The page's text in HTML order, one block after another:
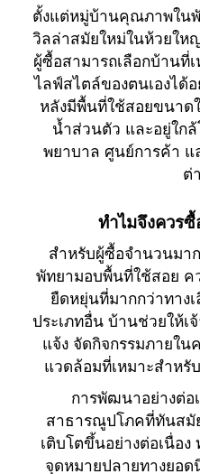
ตั้งแต่หมู่บ้านคุณภาพใน
วิลล่าสมัยใหม่ในห้วยให
ผู้ซื้อสามารถเลือกบ้านที่
ไลฟ์สไตล์ของตนเองได้
หลังมีพื้นที่ใช้สอยขนาด
น้ำส่วนตัว และอยู่ใกล้
พยาบาล ศูนย์การค้า แ
ต่
ทำไมจึงควร
สำหรับผู้ซื้อจำนวนมา
พัทยามอบพื้นที่ใช้สอย ค
ยืดหยุ่นที่มากกว่าทาง
ประเภทอื่น บ้านช่วยให้เ
แจ้ง จัดกิจกรรมภายใน
แวดล้อมที่เหมาะสำหรั
การพัฒนาอย่างต่อ
สาธารณูปโภคที่ทันส
เติบโตขึ้นอย่างต่อเนื่อ
จุดหมายปลายทางยอด